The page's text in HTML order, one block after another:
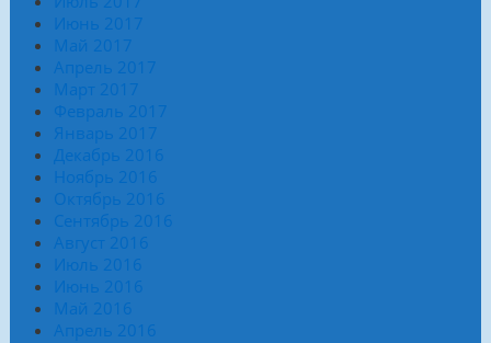
Июнь 2017
Май 2017
Апрель 2017
Март 2017
Февраль 2017
Январь 2017
Декабрь 2016
Ноябрь 2016
Октябрь 2016
Сентябрь 2016
Август 2016
Июль 2016
Июнь 2016
Май 2016
Апрель 2016